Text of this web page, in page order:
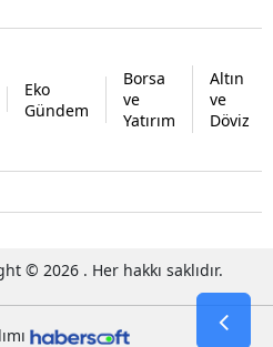
Eko
Gündem
Borsa
ve
Yatırım
Altın
ve
Döviz
© 2026 . Her hakkı saklıdır.